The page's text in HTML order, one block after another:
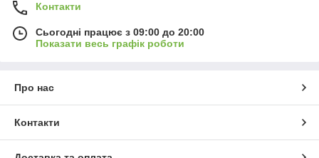
Контакти
Сьогодні працює з 09:00 до 20:00
Показати весь графік роботи
Про нас
Контакти